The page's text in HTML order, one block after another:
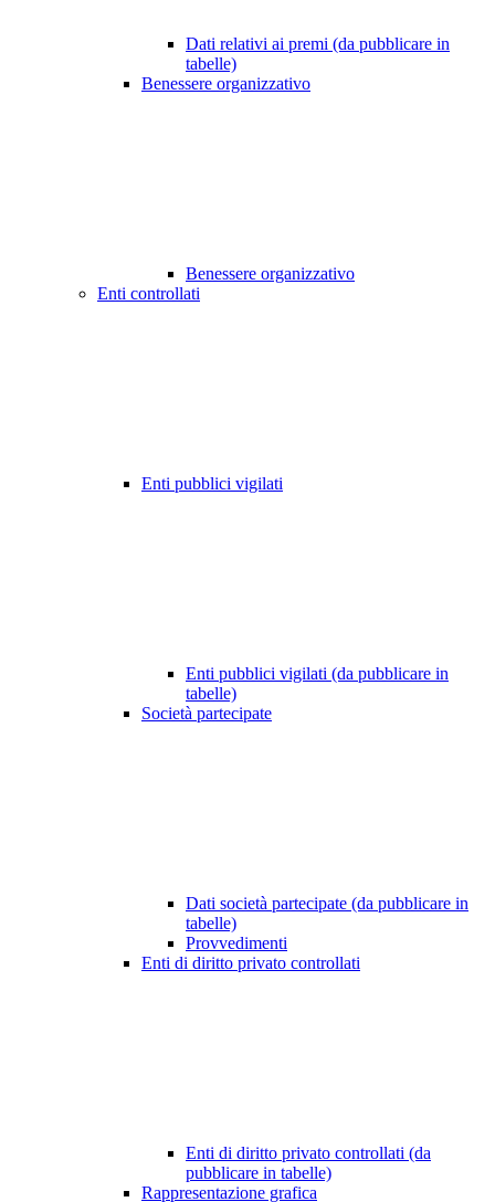
Dati relativi ai premi (da pubblicare in
tabelle)
Benessere organizzativo
Benessere organizzativo
Enti controllati
Enti pubblici vigilati
Enti pubblici vigilati (da pubblicare in
tabelle)
Società partecipate
Dati società partecipate (da pubblicare in
tabelle)
Provvedimenti
Enti di diritto privato controllati
Enti di diritto privato controllati (da
pubblicare in tabelle)
Rappresentazione grafica